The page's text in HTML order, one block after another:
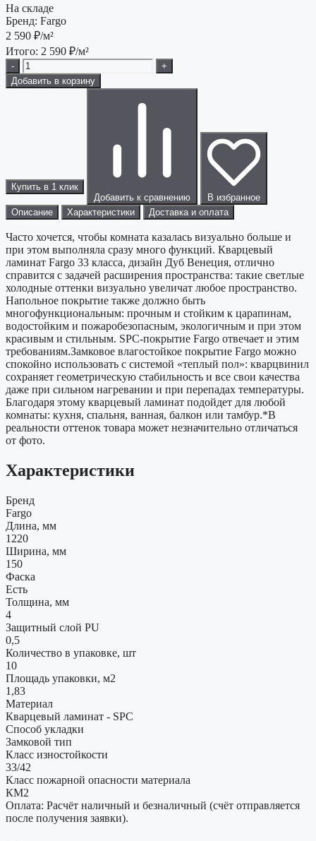
На складе
Бренд: Fargo
2 590 ₽/м²
Итого: 2 590 ₽/м²
-
+
Добавить в корзину
Купить в 1 клик
Добавить к сравнению
В избранное
Описание
Характеристики Доставка и оплата
Часто хочется, чтобы комната казалась визуально больше и
при этом выполняла сразу много функций. Кварцевый
ламинат Fargo 33 класса, дизайн Дуб Венеция, отлично
справится с задачей расширения пространства: такие светлые
холодные оттенки визуально увеличат любое пространство.
Напольное покрытие также должно быть
многофункциональным: прочным и стойким к царапинам,
водостойким и пожаробезопасным, экологичным и при этом
красивым и стильным. SPC-покрытие Fargo отвечает и этим
требованиям.Замковое влагостойкое покрытие Fargo можно
спокойно использовать с системой «теплый пол»: кварцвинил
сохраняет геометрическую стабильность и все свои качества
даже при сильном нагревании и при перепадах температуры.
Благодаря этому кварцевый ламинат подойдет для любой
комнаты: кухня, спальня, ванная, балкон или тамбур.*В
реальности оттенок товара может незначительно отличаться
от фото.
Характеристики
Бренд
Fargo
Длина, мм
1220
Ширина, мм
150
Фаска
Есть
Толщина, мм
4
Защитный слой PU
0,5
Количество в упаковке, шт
10
Площадь упаковки, м2
1,83
Материал
Кварцевый ламинат - SPC
Способ укладки
Замковой тип
Класс изностойкости
33/42
Класс пожарной опасности материала
КМ2
Оплата: Расчёт наличный и безналичный (счёт отправляется
после получения заявки).